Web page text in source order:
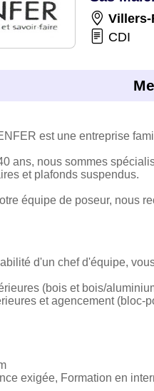
Villers-
CDI
est une entreprise
ans, nous sommes
et plafonds suspendus.
équipe de poseur, nous
d'un chef d'équipe,
(bois et bois/
et agencement (bloc-
exigée, Formation en